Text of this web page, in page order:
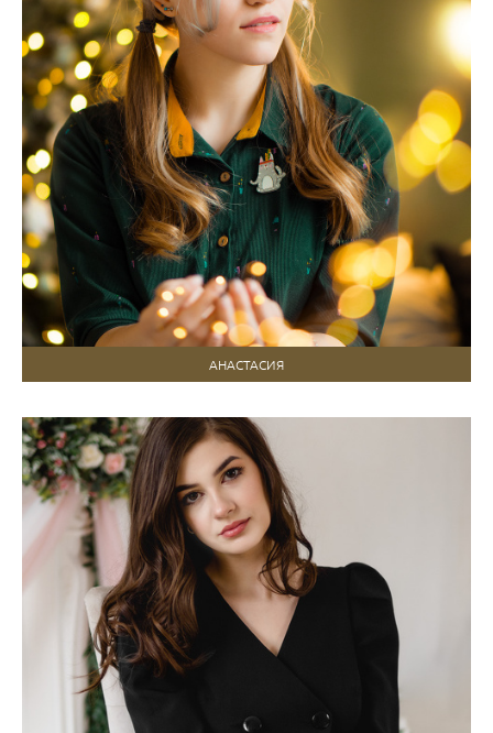
АНАСТАСИЯ